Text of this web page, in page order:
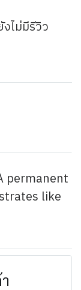
งไม่มีรีวิว
permanent
like